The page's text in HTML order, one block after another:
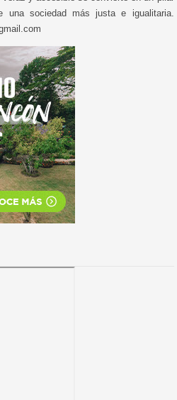
una sociedad más justa e igualitaria.